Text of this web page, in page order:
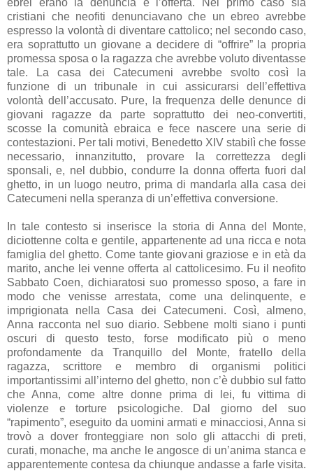
cristiani che neofiti denunciavano che un ebreo avrebbe
espresso la volontà di diventare cattolico; nel secondo caso,
era soprattutto un giovane a decidere di “offrire” la propria
promessa sposa o la ragazza che avrebbe voluto diventasse
tale. La casa dei Catecumeni avrebbe svolto così la
funzione di un tribunale in cui assicurarsi dell’effettiva
volontà dell’accusato. Pure, la frequenza delle denunce di
giovani ragazze da parte soprattutto dei neo-convertiti,
scosse la comunità ebraica e fece nascere una serie di
contestazioni. Per tali motivi, Benedetto XIV stabilì che fosse
necessario, innanzitutto, provare la correttezza degli
sponsali, e, nel dubbio, condurre la donna offerta fuori dal
ghetto, in un luogo neutro, prima di mandarla alla casa dei
Catecumeni nella speranza di un’effettiva conversione.
In tale contesto si inserisce la storia di Anna del Monte,
diciottenne colta e gentile, appartenente ad una ricca e nota
famiglia del ghetto. Come tante giovani graziose e in età da
marito, anche lei venne offerta al cattolicesimo. Fu il neofito
Sabbato Coen, dichiaratosi suo promesso sposo, a fare in
modo che venisse arrestata, come una delinquente, e
imprigionata nella Casa dei Catecumeni. Così, almeno,
Anna racconta nel suo diario. Sebbene molti siano i punti
oscuri di questo testo, forse modificato più o meno
profondamente da Tranquillo del Monte, fratello della
ragazza, scrittore e membro di organismi politici
importantissimi all’interno del ghetto, non c’è dubbio sul fatto
che Anna, come altre donne prima di lei, fu vittima di
violenze e torture psicologiche. Dal giorno del suo
“rapimento”, eseguito da uomini armati e minacciosi, Anna si
trovò a dover fronteggiare non solo gli attacchi di preti,
curati, monache, ma anche le angosce di un’anima stanca e
apparentemente contesa da chiunque andasse a farle visita.